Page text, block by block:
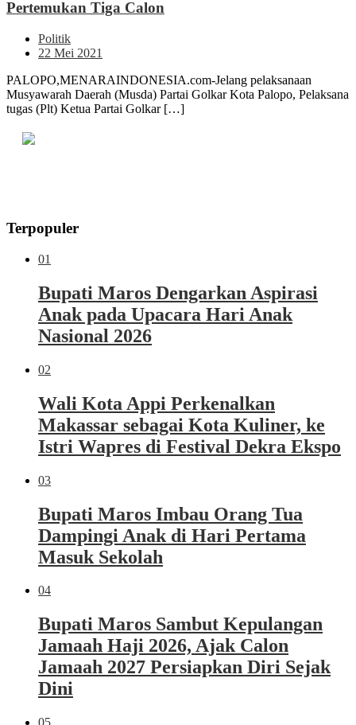
Pertemukan Tiga Calon
Politik
22 Mei 2021
PALOPO,MENARAINDONESIA.com-Jelang pelaksanaan
Musyawarah Daerah (Musda) Partai Golkar Kota Palopo, Pelaksana
tugas (Plt) Ketua Partai Golkar […]
Terpopuler
01
Bupati Maros Dengarkan Aspirasi
Anak pada Upacara Hari Anak
Nasional 2026
02
Wali Kota Appi Perkenalkan
Makassar sebagai Kota Kuliner, ke
Istri Wapres di Festival Dekra Ekspo
03
Bupati Maros Imbau Orang Tua
Dampingi Anak di Hari Pertama
Masuk Sekolah
04
Bupati Maros Sambut Kepulangan
Jamaah Haji 2026, Ajak Calon
Jamaah 2027 Persiapkan Diri Sejak
Dini